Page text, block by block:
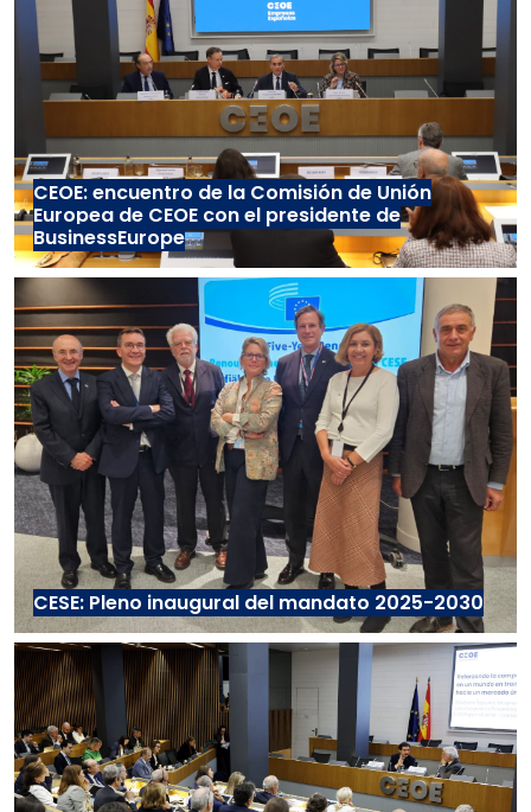
CEOE: encuentro de la Comisión de Unión
Europea de CEOE con el presidente de
BusinessEurope
CESE: Pleno inaugural del mandato 2025-2030